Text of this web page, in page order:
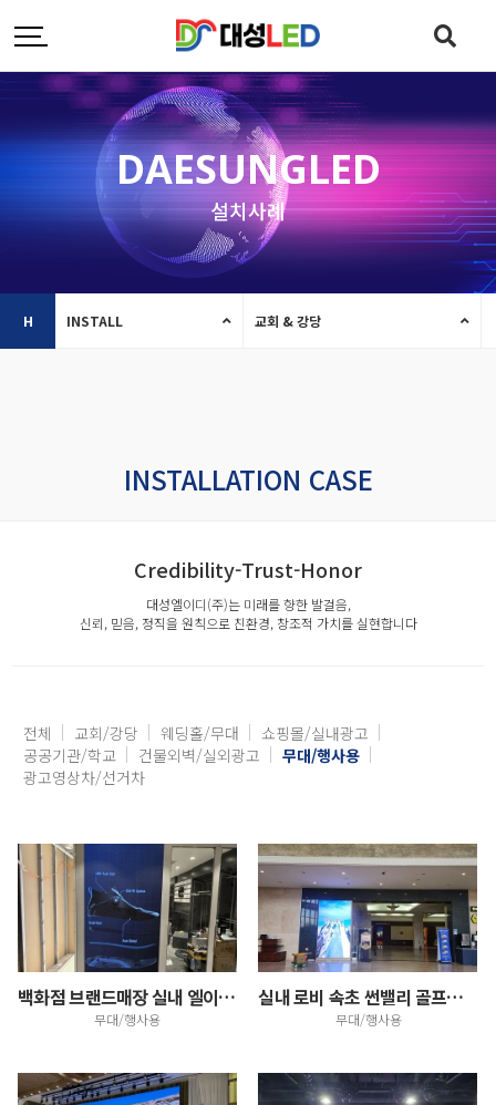
DAESUNGLED
설치사례
H INSTALL 교회 & 강당
INSTALLATION CASE
Credibility-Trust-Honor
대성엘이디(주)는 미래를 향한 발걸음,
신뢰, 믿음, 정직을 원칙으로 친환경, 창조적 가치를 실현합니다
전체 교회/강당 웨딩홀/무대
쇼핑몰/실내광고
공공기관/학교
건물외벽/실외광고
무대/행사용
광고영상차/선거차
백화점 브랜드매장 실내 엘이디스크린 사이니지 설치 홍보…
무대/행사용
실내 로비 속초 썬밸리 골프리조트 홍보용 영상 LED디…
무대/행사용